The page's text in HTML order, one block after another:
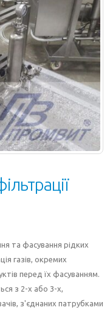
та фасування рідких
газів, окремих
перед їх фасуванням.
з 2-х або 3-х,
з'єднаних патрубками